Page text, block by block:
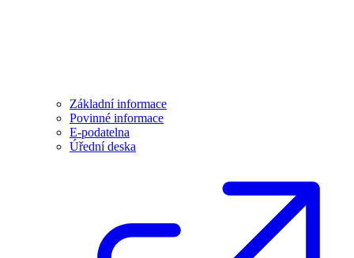
Základní informace
Povinné informace
E-podatelna
Úřední deska